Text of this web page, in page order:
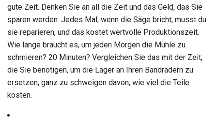
gute Zeit. Denken Sie an all die Zeit und das Geld, das Sie
sparen werden. Jedes Mal, wenn die Säge bricht, musst du
sie reparieren, und das kostet wertvolle Produktionszeit.
Wie lange braucht es, um jeden Morgen die Mühle zu
schmieren? 20 Minuten? Vergleichen Sie das mit der Zeit,
die Sie benötigen, um die Lager an Ihren Bandrädern zu
ersetzen, ganz zu schweigen davon, wie viel die Teile
kosten.